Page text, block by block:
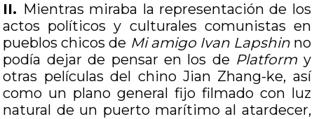
II. Mientras miraba la representación de los
actos políticos y culturales comunistas en
pueblos chicos de Mi amigo Ivan Lapshinno
podía dejar de pensar en los de Platform y
otras películas del chino Jian Zhang-ke, así
como un plano general fijo filmado con luz
natural de un puerto marítimo al atardecer,